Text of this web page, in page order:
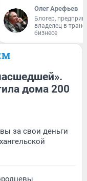
Олег Арефьев
Блогер,
владелец в
бизнесе
дома 200
за свои деньги